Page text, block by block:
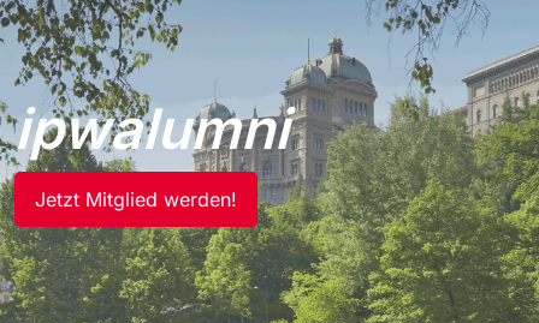
ipwalumni
Jetzt Mitglied werden!